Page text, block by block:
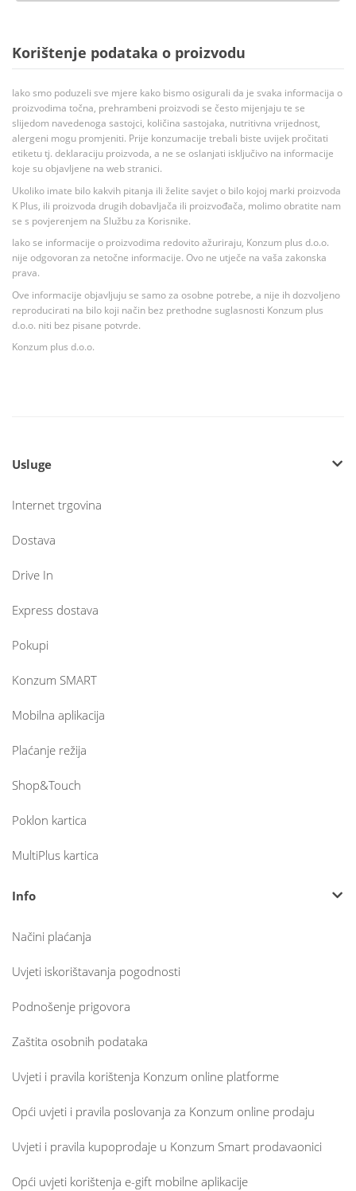
Korištenje podataka o proizvodu
Iako smo poduzeli sve mjere kako bismo osigurali da je svaka informacija o
proizvodima točna, prehrambeni proizvodi se često mijenjaju te se
slijedom navedenoga sastojci, količina sastojaka, nutritivna vrijednost,
alergeni mogu promjeniti. Prije konzumacije trebali biste uvijek pročitati
etiketu tj. deklaraciju proizvoda, a ne se oslanjati isključivo na informacije
koje su objavljene na web stranici.
Ukoliko imate bilo kakvih pitanja ili želite savjet o bilo kojoj marki proizvoda
K Plus, ili proizvoda drugih dobavljača ili proizvođača, molimo obratite nam
se s povjerenjem na Službu za Korisnike.
Iako se informacije o proizvodima redovito ažuriraju, Konzum plus d.o.o.
nije odgovoran za netočne informacije. Ovo ne utječe na vaša zakonska
prava.
Ove informacije objavljuju se samo za osobne potrebe, a nije ih dozvoljeno
reproducirati na bilo koji način bez prethodne suglasnosti Konzum plus
d.o.o. niti bez pisane potvrde.
Konzum plus d.o.o.
Usluge
Internet trgovina
Dostava
Drive In
Express dostava
Pokupi
Konzum SMART
Mobilna aplikacija
Plaćanje režija
Shop&Touch
Poklon kartica
MultiPlus kartica
Info
Načini plaćanja
Uvjeti iskorištavanja pogodnosti
Podnošenje prigovora
Zaštita osobnih podataka
Uvjeti i pravila korištenja Konzum online platforme
Opći uvjeti i pravila poslovanja za Konzum online prodaju
Uvjeti i pravila kupoprodaje u Konzum Smart prodavaonici
Opći uvjeti korištenja e-gift mobilne aplikacije